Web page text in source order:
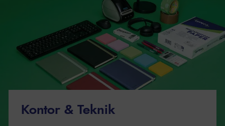
Kontor & Teknik